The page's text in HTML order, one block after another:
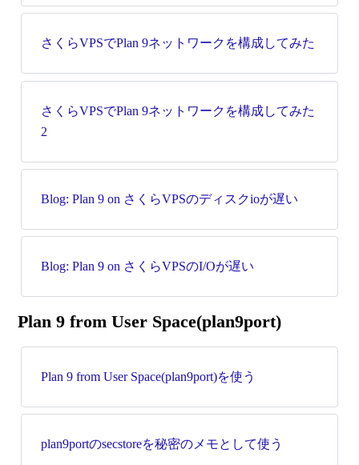
さくらVPSでPlan 9ネットワークを構成してみた
さくらVPSでPlan 9ネットワークを構成してみた
2
Blog: Plan 9 on さくらVPSのディスクioが遅い
Blog: Plan 9 on さくらVPSのI/Oが遅い
Plan 9 from User Space(plan9port)
Plan 9 from User Space(plan9port)を使う
plan9portのsecstoreを秘密のメモとして使う